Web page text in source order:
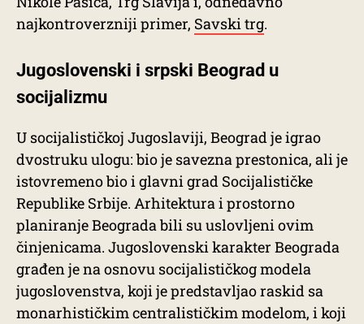
najkontroverzniji primer, Savski trg.
Jugoslovenski i srpski Beograd u
socijalizmu
U socijalističkoj Jugoslaviji, Beograd je igrao
dvostruku ulogu: bio je savezna prestonica, ali je
istovremeno bio i glavni grad Socijalističke
Republike Srbije. Arhitektura i prostorno
planiranje Beograda bili su uslovljeni ovim
činjenicama. Jugoslovenski karakter Beograda
građen je na osnovu socijalističkog modela
jugoslovenstva, koji je predstavljao raskid sa
monarhističkim centralističkim modelom, i koji